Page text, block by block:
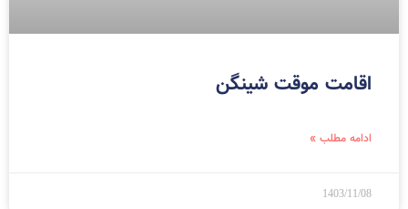
اقامت موقت شینگن
ادامه مطلب »
1403/11/08